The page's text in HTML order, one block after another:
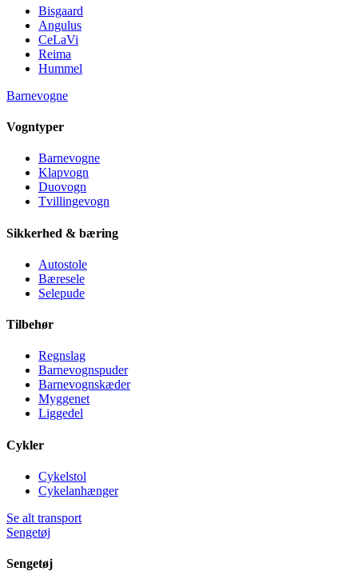
Bisgaard
Angulus
CeLaVi
Reima
Hummel
Barnevogne
Vogntyper
Barnevogne
Klapvogn
Duovogn
Tvillingevogn
Sikkerhed & bæring
Autostole
Bæresele
Selepude
Tilbehør
Regnslag
Barnevognspuder
Barnevognskæder
Myggenet
Liggedel
Cykler
Cykelstol
Cykelanhænger
Se alt transport
Sengetøj
Sengetøj